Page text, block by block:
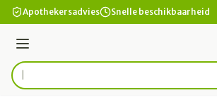
Ga naar de inhoud
Apothekersadvies Snelle beschikbaarheid
Menu
Product, merk, categorie...